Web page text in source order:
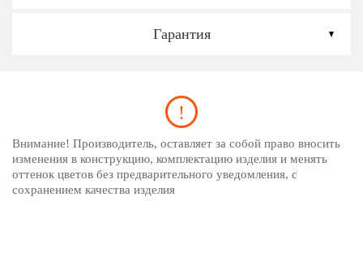
Гарантия
Внимание! Производитель, оставляет за собой право вносить
изменения в конструкцию, комплектацию изделия и менять
оттенок цветов без предварительного уведомления, с
сохранением качества изделия